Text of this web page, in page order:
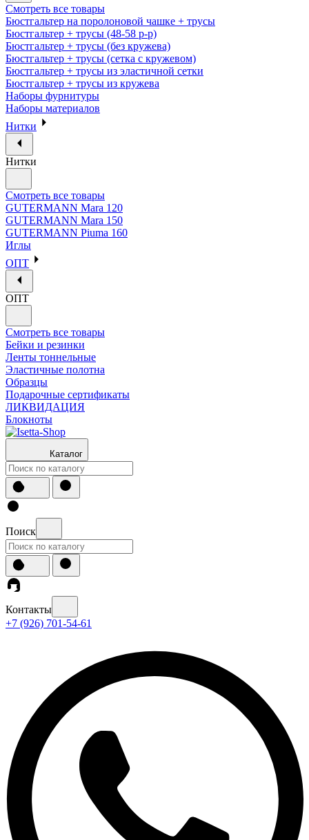
Смотреть все товары
Бюстгальтер на поролоновой чашке + трусы
Бюстгальтер + трусы (48-58 р-р)
Бюстгальтер + трусы (без кружева)
Бюстгальтер + трусы (сетка с кружевом)
Бюстгальтер + трусы из эластичной сетки
Бюстгальтер + трусы из кружева
Наборы фурнитуры
Наборы материалов
Нитки
Нитки
Смотреть все товары
GUTERMANN Mara 120
GUTERMANN Mara 150
GUTERMANN Piuma 160
Иглы
ОПТ
ОПТ
Смотреть все товары
Бейки и резинки
Ленты тоннельные
Эластичные полотна
Образцы
Подарочные сертификаты
ЛИКВИДАЦИЯ
Блокноты
Каталог
Поиск
Контакты
+7 (926) 701-54-61